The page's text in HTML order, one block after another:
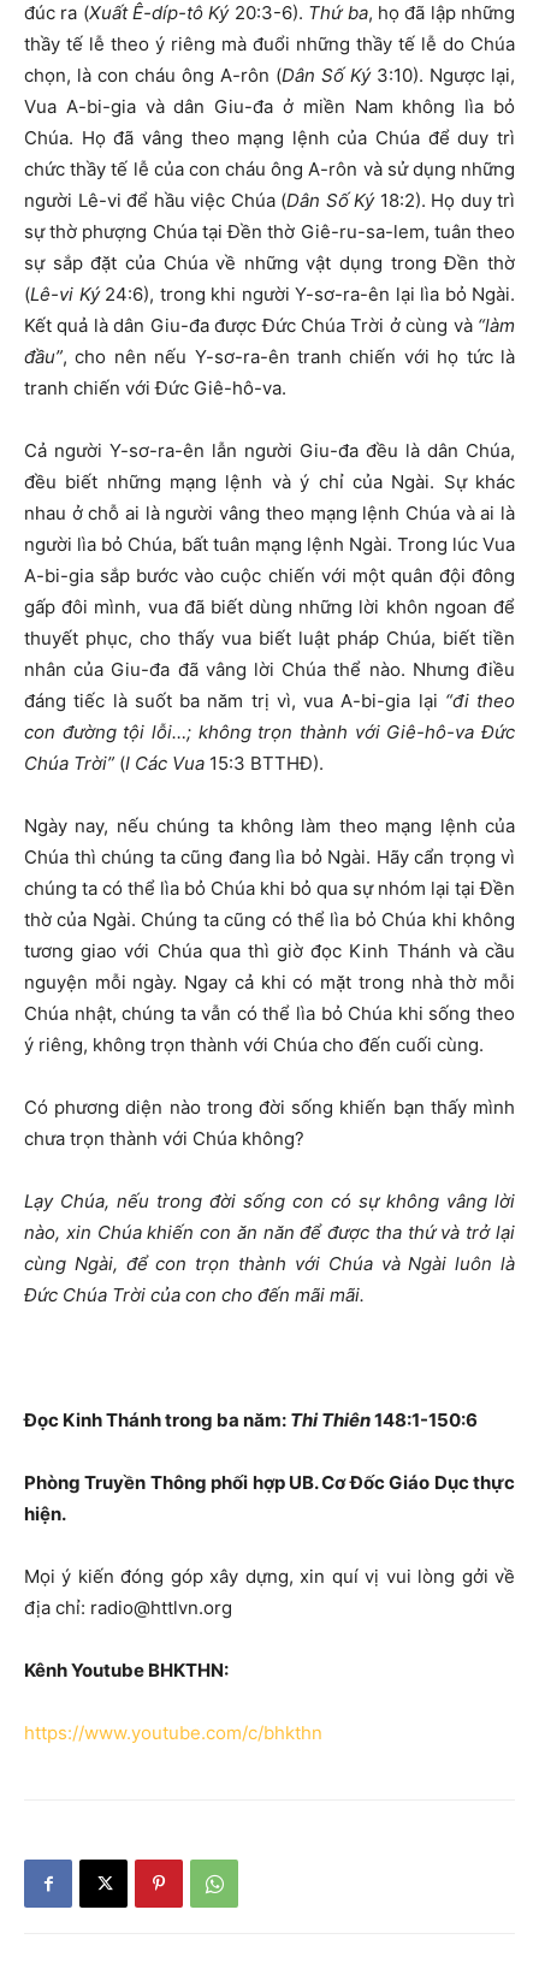
đúc ra (Xuất Ê-díp-tô Ký20:3-6). Thứ ba, họ đã lập những
thầy tế lễ theo ý riêng mà đuổi những thầy tế lễ do Chúa
chọn, là con cháu ông A-rôn (Dân Số Ký3:10). Ngược lại,
Vua A-bi-gia và dân Giu-đa ở miền Nam không lìa bỏ
Chúa. Họ đã vâng theo mạng lệnh của Chúa để duy trì
chức thầy tế lễ của con cháu ông A-rôn và sử dụng những
người Lê-vi để hầu việc Chúa (Dân Số Ký18:2). Họ duy trì
sự thờ phượng Chúa tại Đền thờ Giê-ru-sa-lem, tuân theo
sự sắp đặt của Chúa về những vật dụng trong Đền thờ
(Lê-vi Ký24:6), trong khi người Y-sơ-ra-ên lại lìa bỏ Ngài.
Kết quả là dân Giu-đa được Đức Chúa Trời ở cùng và “làm
đầu”, cho nên nếu Y-sơ-ra-ên tranh chiến với họ tức là
tranh chiến với Đức Giê-hô-va.
Cả người Y-sơ-ra-ên lẫn người Giu-đa đều là dân Chúa,
đều biết những mạng lệnh và ý chỉ của Ngài. Sự khác
nhau ở chỗ ai là người vâng theo mạng lệnh Chúa và ai là
người lìa bỏ Chúa, bất tuân mạng lệnh Ngài. Trong lúc Vua
A-bi-gia sắp bước vào cuộc chiến với một quân đội đông
gấp đôi mình, vua đã biết dùng những lời khôn ngoan để
thuyết phục, cho thấy vua biết luật pháp Chúa, biết tiền
nhân của Giu-đa đã vâng lời Chúa thể nào. Nhưng điều
đáng tiếc là suốt ba năm trị vì, vua A-bi-gia lại “đi theo
con đường tội lỗi…; không trọn thành với Giê-hô-va Đức
Chúa Trời” (I Các Vua 15:3 BTTHĐ).
Ngày nay, nếu chúng ta không làm theo mạng lệnh của
Chúa thì chúng ta cũng đang lìa bỏ Ngài. Hãy cẩn trọng vì
chúng ta có thể lìa bỏ Chúa khi bỏ qua sự nhóm lại tại Đền
thờ của Ngài. Chúng ta cũng có thể lìa bỏ Chúa khi không
tương giao với Chúa qua thì giờ đọc Kinh Thánh và cầu
nguyện mỗi ngày. Ngay cả khi có mặt trong nhà thờ mỗi
Chúa nhật, chúng ta vẫn có thể lìa bỏ Chúa khi sống theo
ý riêng, không trọn thành với Chúa cho đến cuối cùng.
Có phương diện nào trong đời sống khiến bạn thấy mình
chưa trọn thành với Chúa không?
Lạy Chúa, nếu trong đời sống con có sự không vâng lời
nào, xin Chúa khiến con ăn năn để được tha thứ và trở lại
cùng Ngài, để con trọn thành với Chúa và Ngài luôn là
Đức Chúa Trời của con cho đến mãi mãi.
Đọc Kinh Thánh trong ba năm: Thi Thiên148:1-150:6
Phòng Truyền Thông phối hợp UB. Cơ Đốc Giáo Dục thực
hiện.
Mọi ý kiến đóng góp xây dựng, xin quí vị vui lòng gởi về
địa chỉ: radio@httlvn.org
Kênh Youtube BHKTHN:
https://www.youtube.com/c/bhkthn